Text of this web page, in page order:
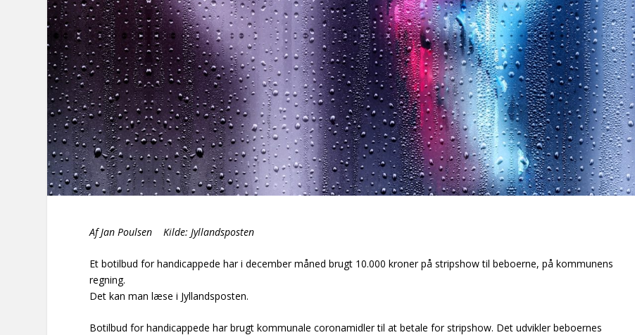
Af Jan Poulsen Kilde: Jyllandsposten
Et botilbud for handicappede har i december måned brugt 10.000 kroner på stripshow til beboerne, på kommunens
regning.
Det kan man læse i Jyllandsposten.
Botilbud for handicappede har brugt kommunale coronamidler til at betale for stripshow. Det udvikler beboernes